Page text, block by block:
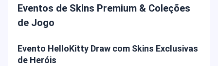
Eventos de Skins Premium & Coleções
de Jogo
Evento HelloKitty Draw com Skins Exclusivas
de Heróis